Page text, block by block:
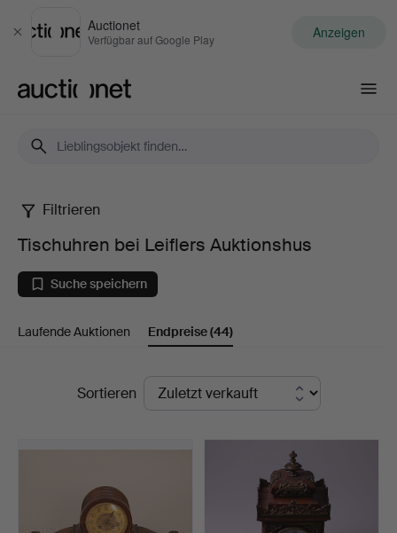
Schließen
Auctionet
Verfügbar auf Google Play Anzeigen
Tischuhren
bei
Leiflers
Auktionshus
Filtrieren
Tischuhren bei Leiflers Auktionshus
Suche speichern
Laufende Auktionen Endpreise(44)
EndpreiseSortieren